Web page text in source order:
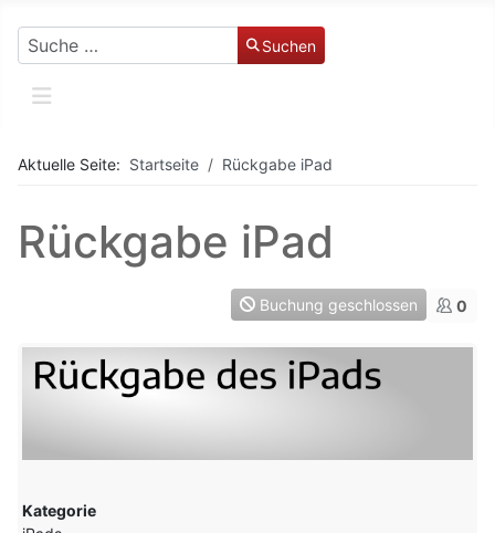
Suchen Suchen
Aktuelle Seite: Startseite Rückgabe iPad
Rückgabe iPad
Buchung geschlossen 0
Kategorie